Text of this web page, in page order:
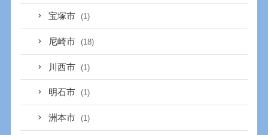
宝塚市 (1)
尼崎市 (18)
川西市 (1)
明石市 (1)
洲本市 (1)